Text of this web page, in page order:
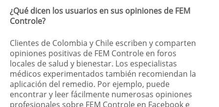
¿Qué dicen los usuarios en sus opiniones de FEM
Controle?
Clientes de Colombia y Chile escriben y comparten
opiniones positivas de FEM Controle en foros
locales de salud y bienestar. Los especialistas
médicos experimentados también recomiendan la
aplicación del remedio. Por ejemplo, puede
encontrar y leer fácilmente numerosas opiniones
profesionales sobre FEM Controle en Facebook e